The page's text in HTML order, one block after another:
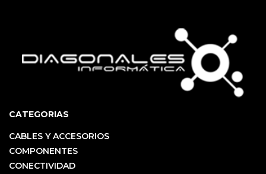
CATEGORIAS
CABLES Y ACCESORIOS
COMPONENTES
CONECTIVIDAD